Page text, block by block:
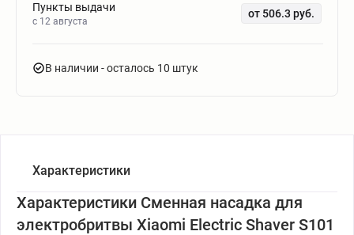
Пункты выдачи
c 12 августа
от 506.3 руб.
В наличии - осталось 10 штук
Характеристики
Характеристики Сменная насадка для
электробритвы Xiaomi Electric Shaver S101